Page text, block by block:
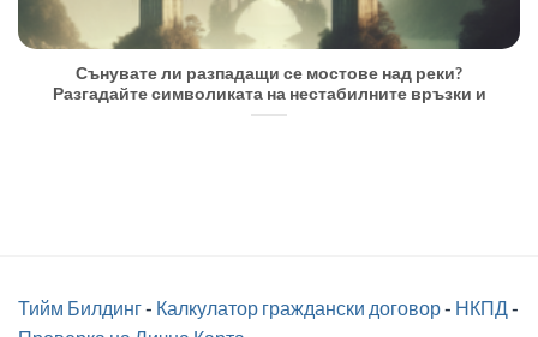
Сънувате ли разпадащи се мостове над реки?
Разгадайте символиката на нестабилните връзки и
Тийм Билдинг- Калкулатор граждански договор- НКПД-